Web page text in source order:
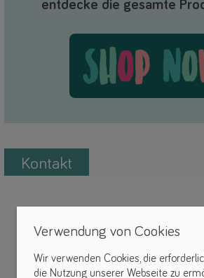
entdecke die gesamte
Kontakt
Verwendung von Cookies
Wir verwenden Cookies, die
die Nutzung unserer Webseite zu